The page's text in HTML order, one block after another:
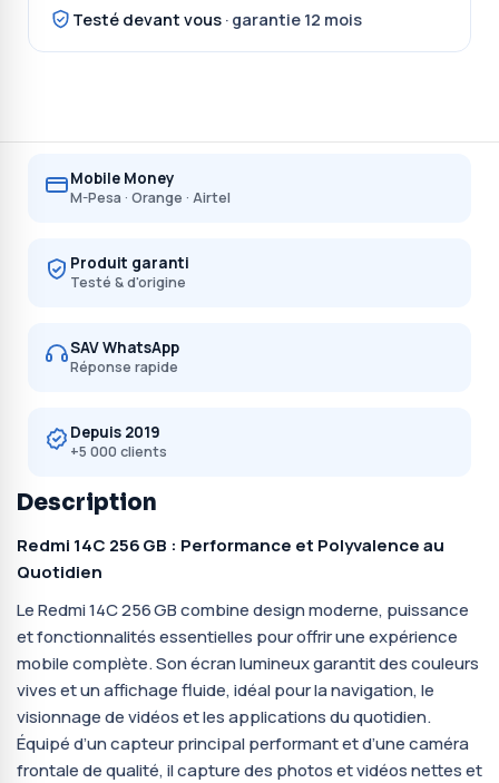
Testé devant vous · garantie 12 mois
Mobile Money
M-Pesa · Orange · Airtel
Produit garanti
Testé & d'origine
SAV WhatsApp
Réponse rapide
Depuis 2019
+5 000 clients
Description
Redmi 14C 256 GB : Performance et Polyvalence au
Quotidien
Le Redmi 14C 256 GB combine design moderne, puissance
et fonctionnalités essentielles pour offrir une expérience
mobile complète. Son écran lumineux garantit des couleurs
vives et un affichage fluide, idéal pour la navigation, le
visionnage de vidéos et les applications du quotidien.
Équipé d’un capteur principal performant et d’une caméra
frontale de qualité, il capture des photos et vidéos nettes et